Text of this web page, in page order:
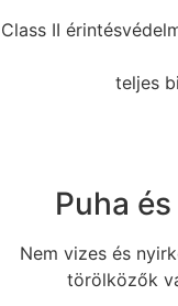
Class II
teljes
Puha
Nem vizes és
törölközők